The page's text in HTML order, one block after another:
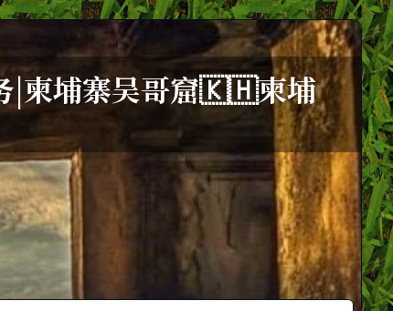
|柬埔寨吴哥窟🇰🇭柬埔